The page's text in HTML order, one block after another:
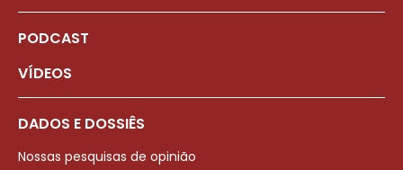
PODCAST
VÍDEOS
DADOS E DOSSIÊS
Nossas pesquisas de opinião